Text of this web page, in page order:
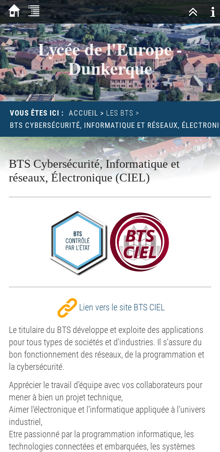
Lycée de l'Europe -
Dunkerque
VOUS ÊTES ICI : ACCUEIL > LES BTS >
BTS CYBERSÉCURITÉ, INFORMATIQUE ET RÉSEAUX,
BTS Cybersécurité, Informatique et
réseaux, Électronique (CIEL)
Lien vers le site BTS CIEL
Le titulaire du BTS développe et exploite des applications
pour tous types de sociétés et d'industries. Il s'assure du
bon fonctionnement des réseaux, de la programmation et
la cybersécurité.
Apprécier le travail d’équipe avec vos collaborateurs pour
mener à bien un projet technique,
Aimer l’électronique et l’informatique appliquée à l’univers
industriel,
Etre passionné par la programmation informatique, les
technologies connectées et embarquées, les systèmes